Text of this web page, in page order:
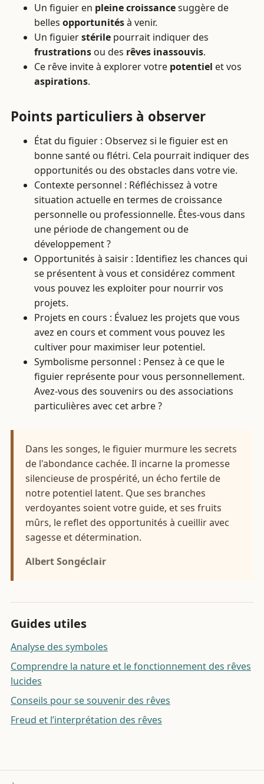
Un figuier en pleine croissancesuggère de
belles opportunitésà venir.
Un figuierstérile pourrait indiquer des
frustrations ou des rêves inassouvis.
Ce rêve invite à explorer votre potentiel et vos
aspirations.
Points particuliers à observer
État du figuier : Observez si le figuier est en
bonne santé ou flétri. Cela pourrait indiquer des
opportunités ou des obstacles dans votre vie.
Contexte personnel : Réfléchissez à votre
situation actuelle en termes de croissance
personnelle ou professionnelle. Êtes-vous dans
une période de changement ou de
développement ?
Opportunités à saisir : Identifiez les chances qui
se présentent à vous et considérez comment
vous pouvez les exploiter pour nourrir vos
projets.
Projets en cours : Évaluez les projets que vous
avez en cours et comment vous pouvez les
cultiver pour maximiser leur potentiel.
Symbolisme personnel : Pensez à ce que le
figuier représente pour vous personnellement.
Avez-vous des souvenirs ou des associations
particulières avec cet arbre ?
Dans les songes, le figuier murmure les secrets
de l'abondance cachée. Il incarne la promesse
silencieuse de prospérité, un écho fertile de
notre potentiel latent. Que ses branches
verdoyantes soient votre guide, et ses fruits
mûrs, le reflet des opportunités à cueillir avec
sagesse et détermination.
Albert Songéclair
Guides utiles
Analyse des symboles
Comprendre la nature et le fonctionnement des rêves
lucides
Conseils pour se souvenir des rêves
Freud et l’interprétation des rêves